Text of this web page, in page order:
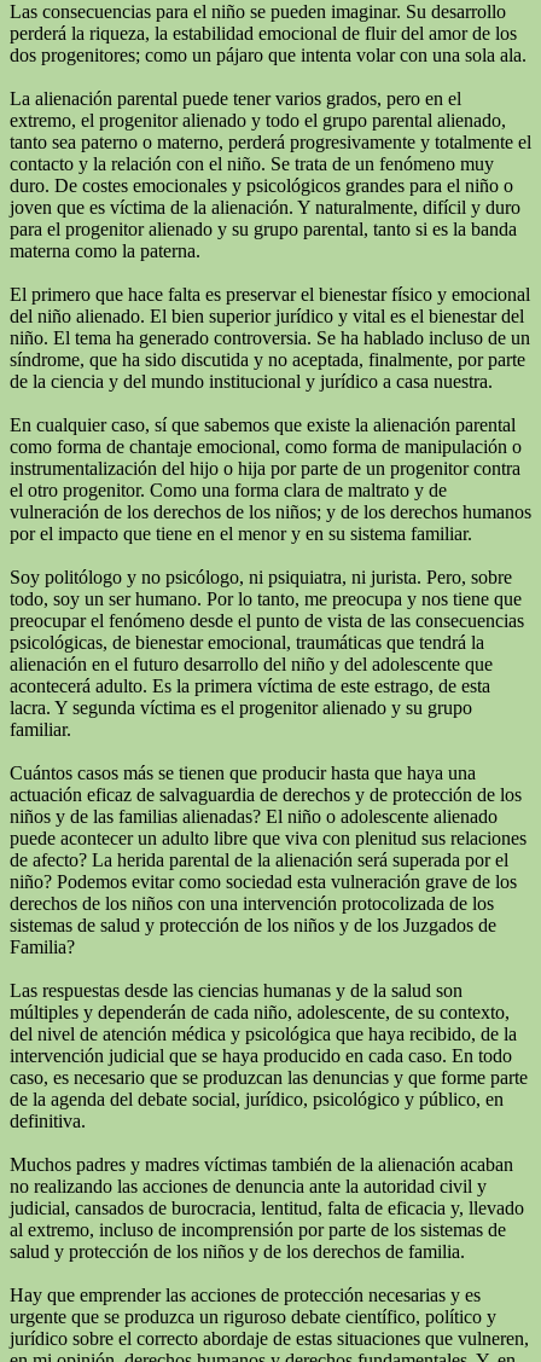
Las consecuencias para el niño se pueden imaginar. Su desarrollo
perderá la riqueza, la estabilidad emocional de fluir del amor de los
dos progenitores; como un pájaro que intenta volar con una sola ala.
La alienación parental puede tener varios grados, pero en el
extremo, el progenitor alienado y todo el grupo parental alienado,
tanto sea paterno o materno, perderá progresivamente y totalmente el
contacto y la relación con el niño. Se trata de un fenómeno muy
duro. De costes emocionales y psicológicos grandes para el niño o
joven que es víctima de la alienación. Y naturalmente, difícil y duro
para el progenitor alienado y su grupo parental, tanto si es la banda
materna como la paterna.
El primero que hace falta es preservar el bienestar físico y emocional
del niño alienado. El bien superior jurídico y vital es el bienestar del
niño. El tema ha generado controversia. Se ha hablado incluso de un
síndrome, que ha sido discutida y no aceptada, finalmente, por parte
de la ciencia y del mundo institucional y jurídico a casa nuestra.
En cualquier caso, sí que sabemos que existe la alienación parental
como forma de chantaje emocional, como forma de manipulación o
instrumentalización del hijo o hija por parte de un progenitor contra
el otro progenitor. Como una forma clara de maltrato y de
vulneración de los derechos de los niños; y de los derechos humanos
por el impacto que tiene en el menor y en su sistema familiar.
Soy politólogo y no psicólogo, ni psiquiatra, ni jurista. Pero, sobre
todo, soy un ser humano. Por lo tanto, me preocupa y nos tiene que
preocupar el fenómeno desde el punto de vista de las consecuencias
psicológicas, de bienestar emocional, traumáticas que tendrá la
alienación en el futuro desarrollo del niño y del adolescente que
acontecerá adulto. Es la primera víctima de este estrago, de esta
lacra. Y segunda víctima es el progenitor alienado y su grupo
familiar.
Cuántos casos más se tienen que producir hasta que haya una
actuación eficaz de salvaguardia de derechos y de protección de los
niños y de las familias alienadas? El niño o adolescente alienado
puede acontecer un adulto libre que viva con plenitud sus relaciones
de afecto? La herida parental de la alienación será superada por el
niño? Podemos evitar como sociedad esta vulneración grave de los
derechos de los niños con una intervención protocolizada de los
sistemas de salud y protección de los niños y de los Juzgados de
Familia?
Las respuestas desde las ciencias humanas y de la salud son
múltiples y dependerán de cada niño, adolescente, de su contexto,
del nivel de atención médica y psicológica que haya recibido, de la
intervención judicial que se haya producido en cada caso. En todo
caso, es necesario que se produzcan las denuncias y que forme parte
de la agenda del debate social, jurídico, psicológico y público, en
definitiva.
Muchos padres y madres víctimas también de la alienación acaban
no realizando las acciones de denuncia ante la autoridad civil y
judicial, cansados de burocracia, lentitud, falta de eficacia y, llevado
al extremo, incluso de incomprensión por parte de los sistemas de
salud y protección de los niños y de los derechos de familia.
Hay que emprender las acciones de protección necesarias y es
urgente que se produzca un riguroso debate científico, político y
jurídico sobre el correcto abordaje de estas situaciones que vulneren,